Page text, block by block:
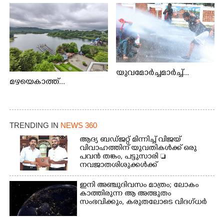
മഴയെകാത്ത്...
യുവമോർച്ചമാർച്ച്...
TRENDING IN NEWS 360
ആദ്യ ബഡ്ജറ്റ് മിന്നിച്ച് വിജയ്
വിവാഹത്തിന് യുവതികൾക്ക് ഒരു
പവൻ തങ്കം, പട്ടുസാരി 
നവജാതശിശുക്കൾക്ക്
സ്വർണമോതിരം  വിദ്യാർത്ഥികൾക്ക്
സൈക്കിൾ
ഇനി അഞ്ചുദിവസം മാത്രം; ലോകം
കാത്തിരുന്ന ആ അത്ഭുതം
സംഭവിക്കും, കരുതലോടെ വിദഗ്ധർ